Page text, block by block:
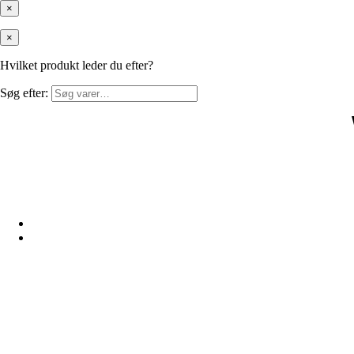
×
×
Hvilket produkt leder du efter?
Søg efter: